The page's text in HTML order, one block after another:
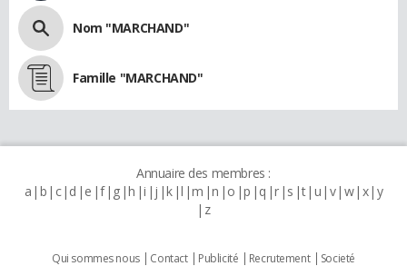
Nom "MARCHAND"
Famille "MARCHAND"
Annuaire des membres :
a b c d e f g h i j k l m n o p q r s t u v w x y
z
Qui sommes nous Contact Publicité Recrutement Societé